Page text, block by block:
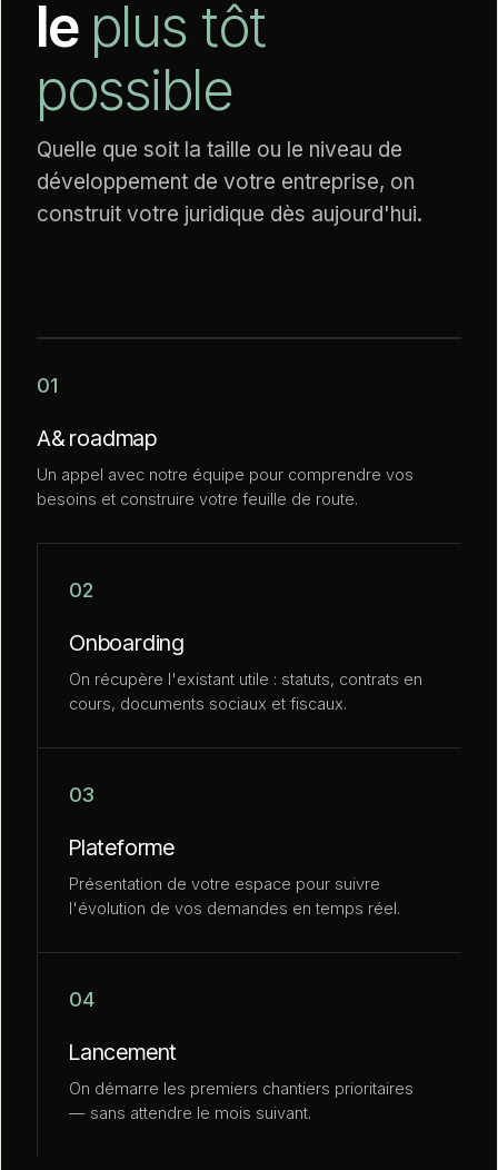
le plus tôt
possible
Quelle que soit la taille ou le niveau de
développement de votre entreprise, on
construit votre juridique dès aujourd'hui.
01
A&roadmap
Un appel avec notre équipe pour comprendre vos
besoins et construire votre feuille de route.
02
Onboarding
On récupère l'existant utile : statuts, contrats en
cours, documents sociaux et fiscaux.
03
Plateforme
Présentation de votre espace pour suivre
l'évolution de vos demandes en temps réel.
04
Lancement
On démarre les premiers chantiers prioritaires
— sans attendre le mois suivant.